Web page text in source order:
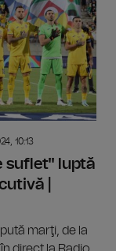
10:13
suflet" luptă
|
marţi, de la